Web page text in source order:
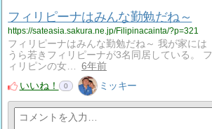
フィリピーナはみんな勤勉だね～
https://sateasia.sakura.ne.jp/Filipinacainta/?p=321
フィリピーナはみんな勤勉だね～ 我が家には
うら若きフィリピーナが3名同居している。 フ
ィリピンの女…
6年前
いいね！
0 ミッキー